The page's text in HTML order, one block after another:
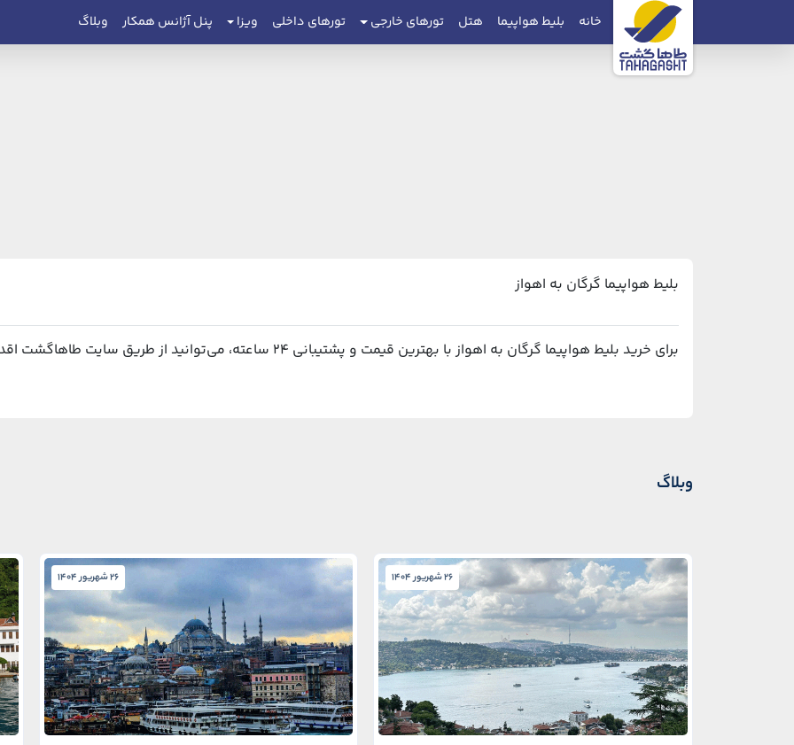
خانه بلیط هواپیما هتل تورهای خارجی تورهای داخلی ویزا پنل آژانس همکار وبلاگ
بلیط هواپیما گرگان به اهواز
برای خرید بلیط هواپیما گرگان به اهواز با بهترین قیمت و پشتیبانی ۲۴ ساعته، می‌توانید از طریق سایت طاهاگشت اقدام نمایید.
وبلاگ
26 شهریور 1404 26 شهریور 1404